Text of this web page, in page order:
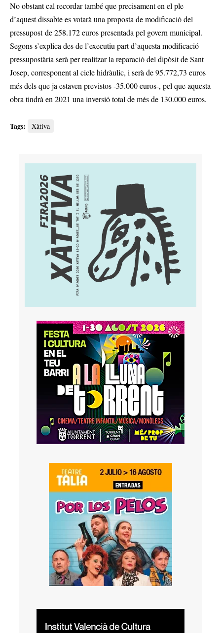
No obstant cal recordar també que precisament en el ple
d’aquest dissabte es votarà una proposta de modificació del
pressupost de 258.172 euros presentada pel govern municipal.
Segons s’explica des de l’executiu part d’aquesta modificació
pressupostària serà per realitzar la reparació del dipòsit de Sant
Josep, corresponent al cicle hidràulic, i serà de 95.772,73 euros
més dels que ja estaven previstos -35.000 euros-, pel que aquesta
obra tindrà en 2021 una inversió total de més de 130.000 euros.
Tags: Xàtiva